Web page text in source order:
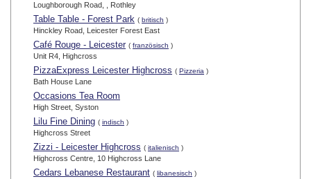
Loughborough Road, , Rothley
Table Table - Forest Park ( britisch )
Hinckley Road, Leicester Forest East
Café Rouge - Leicester ( französisch )
Unit R4, Highcross
PizzaExpress Leicester Highcross ( Pizzeria )
Bath House Lane
Occasions Tea Room
High Street, Syston
Lilu Fine Dining ( indisch )
Highcross Street
Zizzi - Leicester Highcross ( italienisch )
Highcross Centre, 10 Highcross Lane
Cedars Lebanese Restaurant ( libanesisch )